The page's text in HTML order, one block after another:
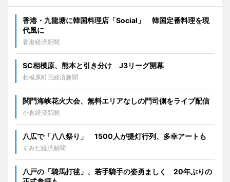
香港・九龍塘に韓国料理店「Social」 韓国定番料理を現
代風に
香港経済新聞
SC相模原、熊本と引き分け J3リーグ開幕
相模原町田経済新聞
関門海峡花火大会、無料エリアなしの門司側をライブ配信
小倉経済新聞
八広で「八八祭り」 1500人が提灯行列、多幸アートも
すみだ経済新聞
八戸の「騎馬打毬」、若手騎手の姿勇ましく 20年ぶりの